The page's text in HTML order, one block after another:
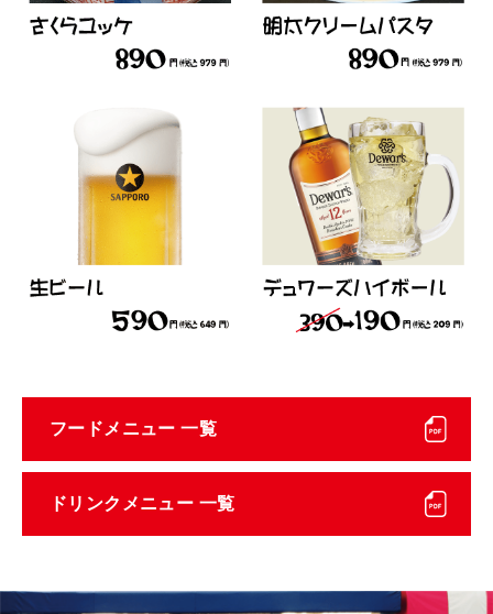
フードメニュー 一覧
ドリンクメニュー 一覧